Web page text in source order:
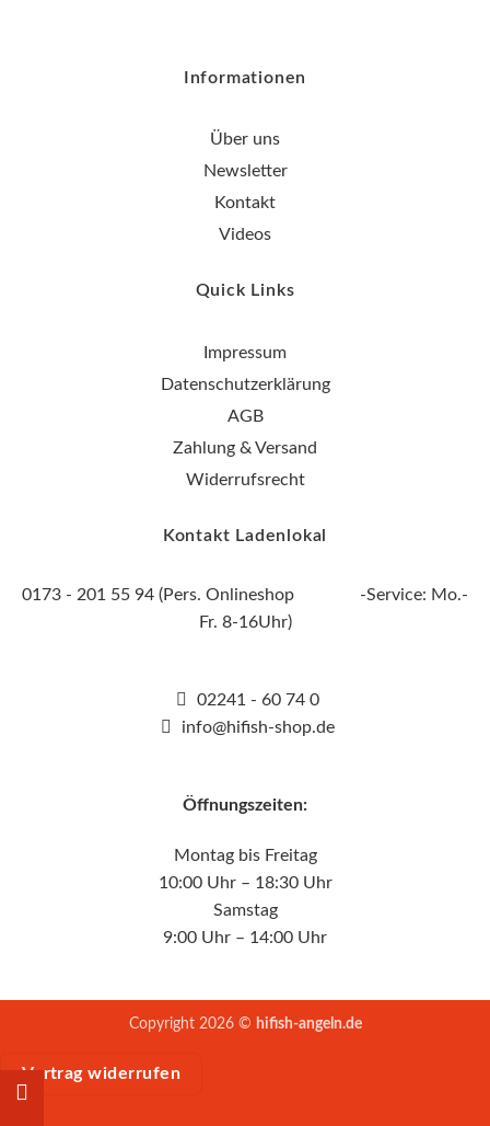
Informationen
Über uns
Newsletter
Kontakt
Videos
Quick Links
Impressum
Datenschutzerklärung
AGB
Zahlung & Versand
Widerrufsrecht
Kontakt Ladenlokal
0173 - 201 55 94 (Pers. Onlineshop -Service: Mo.-
Fr. 8-16Uhr)
02241 - 60 74 0
info@hifish-shop.de
Öffnungszeiten:
Montag bis Freitag
10:00 Uhr – 18:30 Uhr
Samstag
9:00 Uhr – 14:00 Uhr
Copyright 2026 © hifish-angeln.de
Vertrag widerrufen